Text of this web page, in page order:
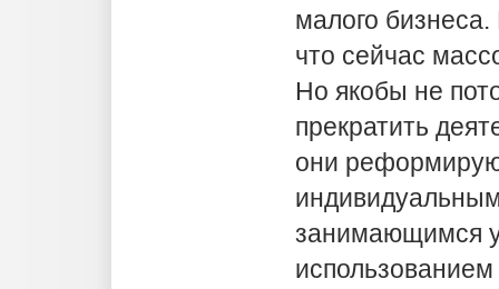
малого
что сейчас
Но якобы не
прекратить
они
занимающимся
использованием